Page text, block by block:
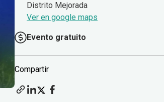
Distrito Mejorada
Ver en google maps
Evento gratuito
Compartir